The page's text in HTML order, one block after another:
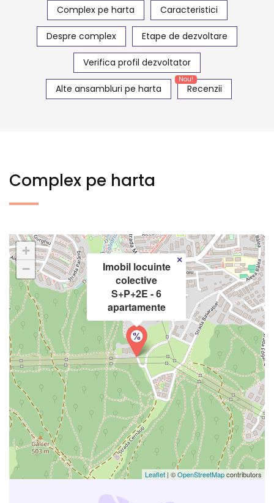
Complex pe harta Caracteristici
Despre complex Etape de dezvoltare
Verifica profil dezvoltator
Alte ansambluri pe harta Recenzii
Nou!
Complex pe harta
Imobil locuinte
colective
S+P+2E - 6
apartamente
×
+
−
Leaflet | ©OpenStreetMapcontributors